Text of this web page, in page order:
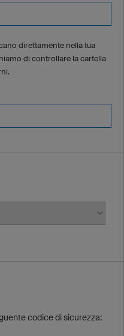
direttamente nella tua
di controllare la cartella
codice di sicurezza: